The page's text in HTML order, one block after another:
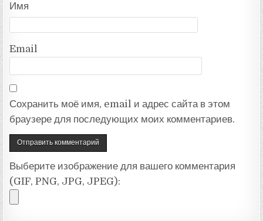
Имя
Email
Сохранить моё имя, email и адрес сайта в этом
браузере для последующих моих комментариев.
Выберите изображение для вашего комментария
(GIF, PNG, JPG, JPEG):